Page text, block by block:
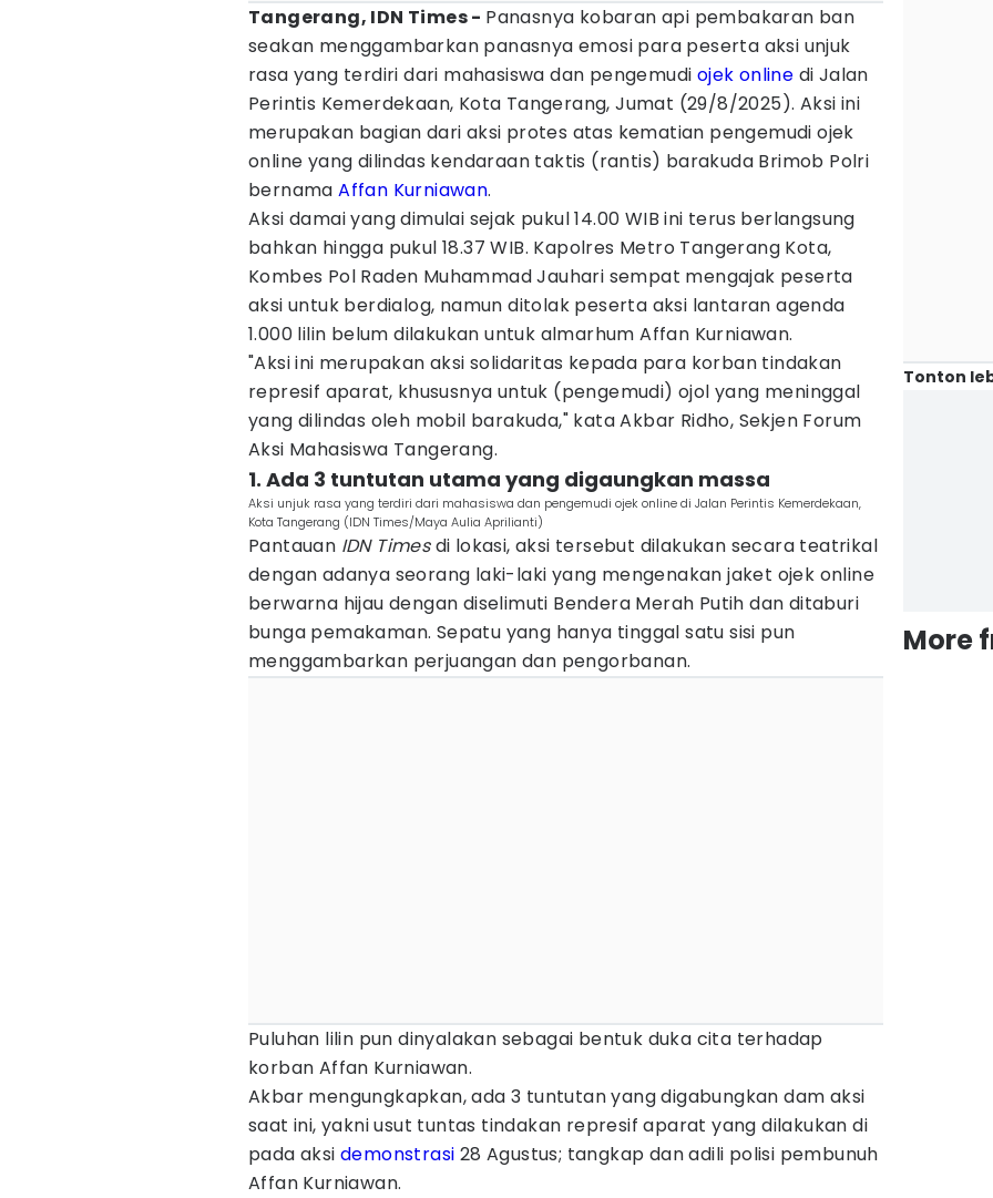
Tangerang, IDN Times - Panasnya kobaran api pembakaran ban
seakan menggambarkan panasnya emosi para peserta aksi unjuk
rasa yang terdiri dari mahasiswa dan pengemudi ojek online di Jalan
Perintis Kemerdekaan, Kota Tangerang, Jumat (29/8/2025). Aksi ini
merupakan bagian dari aksi protes atas kematian pengemudi ojek
online yang dilindas kendaraan taktis (rantis) barakuda Brimob Polri
bernamaAffan Kurniawan.
Aksi damai yang dimulai sejak pukul 14.00 WIB ini terus berlangsung
bahkan hingga pukul 18.37 WIB. Kapolres Metro Tangerang Kota,
Kombes Pol Raden Muhammad Jauhari sempat mengajak peserta
aksi untuk berdialog, namun ditolak peserta aksi lantaran agenda
1.000 lilin belum dilakukan untuk almarhum Affan Kurniawan.
"Aksi ini merupakan aksi solidaritas kepada para korban tindakan
represif aparat, khususnya untuk (pengemudi) ojol yang meninggal
yang dilindas oleh mobil barakuda," kata Akbar Ridho, Sekjen Forum
Aksi Mahasiswa Tangerang.
1. Ada 3 tuntutan utama yang digaungkan massa
Aksi unjuk rasa yang terdiri dari mahasiswa dan pengemudi ojek online di Jalan Perintis Kemerdekaan,
Kota Tangerang (IDN Times/Maya Aulia Aprilianti)
Pantauan IDN Timesdi lokasi, aksi tersebut dilakukan secara teatrikal
dengan adanya seorang laki-laki yang mengenakan jaket ojek online
berwarna hijau dengan diselimuti Bendera Merah Putih dan ditaburi
bunga pemakaman. Sepatu yang hanya tinggal satu sisi pun
menggambarkan perjuangan dan pengorbanan.
Puluhan lilin pun dinyalakan sebagai bentuk duka cita terhadap
korban Affan Kurniawan.
Akbar mengungkapkan, ada 3 tuntutan yang digabungkan dam aksi
saat ini, yakni usut tuntas tindakan represif aparat yang dilakukan di
pada aksidemonstrasi 28 Agustus; tangkap dan adili polisi pembunuh
Affan Kurniawan.
Tonton
More